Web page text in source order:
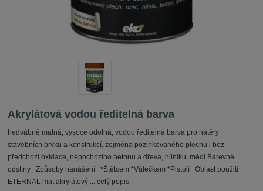
Akrylátová vodou ředitelná barva
hedvábně matná, vysoce odolná, vodou ředitelná barva pro nátěry
stavebních prvků a konstrukcí, zejména pozinkovaného plechu i bez
předchozí oxidace, nepochozího betonu a dřeva, hliníku, mědi Barevné
odstíny Způsoby nanášení *Štětcem *Válečkem *Pistolí Oblast použití
ETERNAL mat akrylátový ...celý popis